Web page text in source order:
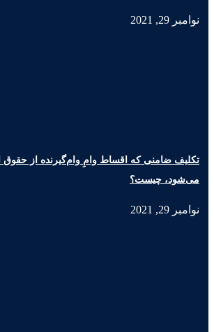
نوامبر 29, 2021
تکلیف ضامنی که اقساط وامِ وام‌گیرنده از حقوق
می‌شود، چیست؟
نوامبر 29, 2021